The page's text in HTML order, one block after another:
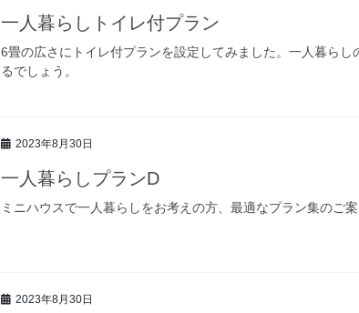
一人暮らしトイレ付プラン
6畳の広さにトイレ付プランを設定してみました。一人暮らし
るでしょう。
2023年8月30日
一人暮らしプランD
ミニハウスで一人暮らしをお考えの方、最適なプラン集のご案
2023年8月30日